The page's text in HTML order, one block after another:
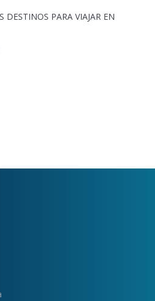
DESTINOS PARA VIAJAR EN